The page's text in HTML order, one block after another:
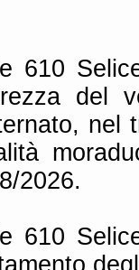
610
del
nel
2026.
610